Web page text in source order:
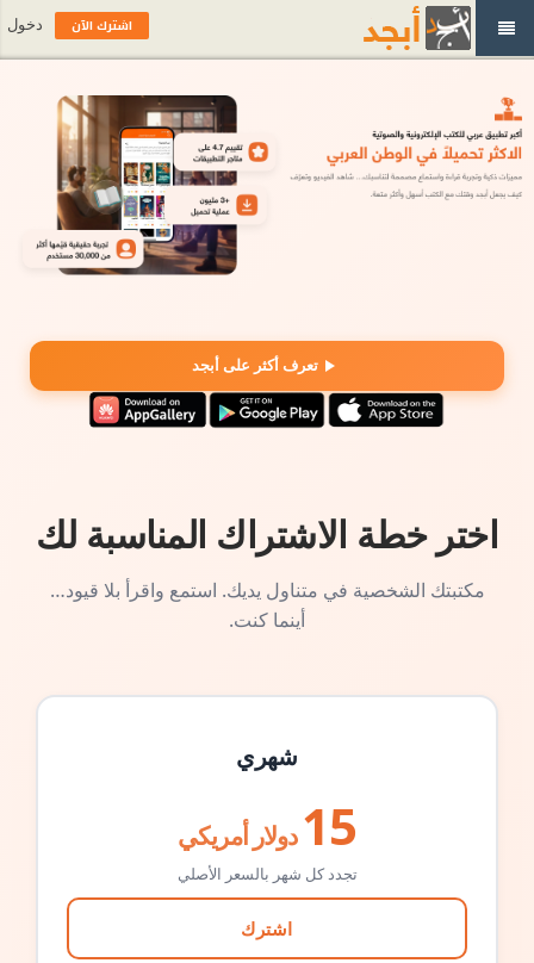
تعرف أكثر على أبجد
اختر خطة الاشتراك المناسبة لك
مكتبتك الشخصية في متناول يديك. استمع واقرأ بلا قيود…
أينما كنت.
شهري
15 دولار أمريكي
تجدد كل شهر بالسعر الأصلي
اشترك
اشترك الآن دخول